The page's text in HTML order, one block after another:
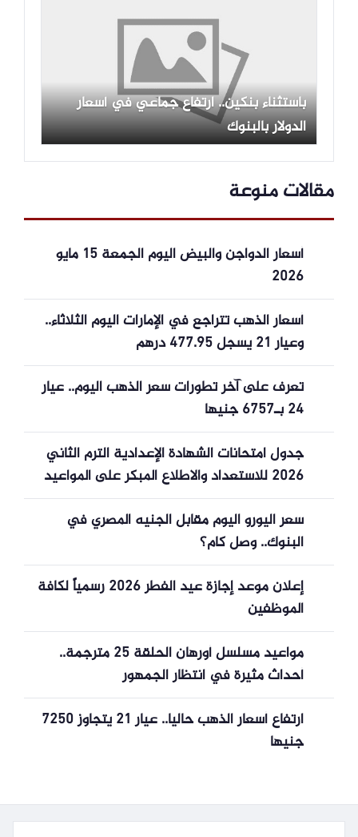
باستثناء بنكين.. ارتفاع جماعي في أسعار
الدولار بالبنوك
مقالات منوعة
أسعار الدواجن والبيض اليوم الجمعة 15 مايو
2026
أسعار الذهب تتراجع في الإمارات اليوم الثلاثاء..
وعيار 21 يسجل 477.95 درهم
تعرف على آخر تطورات سعر الذهب اليوم.. عيار
24 بـ6757 جنيها
جدول امتحانات الشهادة الإعدادية الترم الثاني
2026 للاستعداد والاطلاع المبكر على المواعيد
سعر اليورو اليوم مقابل الجنيه المصري في
البنوك.. وصل كام؟
إعلان موعد إجازة عيد الفطر 2026 رسمياً لكافة
الموظفين
مواعيد مسلسل أورهان الحلقة 25 مترجمة..
أحداث مثيرة في انتظار الجمهور
ارتفاع أسعار الذهب حاليا.. عيار 21 يتجاوز 7250
جنيها